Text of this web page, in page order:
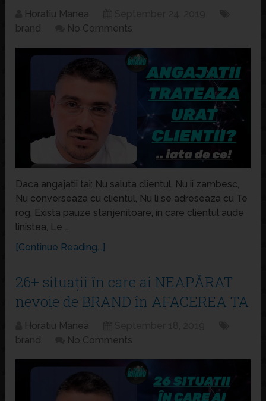
Horatiu Manea
brand
No Comments
Daca angajatii tai: Nu saluta clientul, Nu ii zambesc,
Nu converseaza cu clientul, Nu li se adreseaza cu Te
rog, Exista pauze stanjenitoare, in care clientul aude
linistea, Le …
[Continue Reading...]
26+ situații în care ai NEAPĂRAT
nevoie de BRAND în AFACEREA TA
Horatiu Manea
brand
No Comments